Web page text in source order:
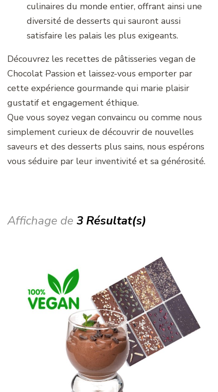
culinaires du monde entier, offrant ainsi une
diversité de desserts qui sauront aussi
satisfaire les palais les plus exigeants.
Découvrez les recettes de pâtisseries vegan de
Chocolat Passion et laissez-vous emporter par
cette expérience gourmande qui marie plaisir
gustatif et engagement éthique.
Que vous soyez vegan convaincu ou comme nous
simplement curieux de découvrir de nouvelles
saveurs et des desserts plus sains, nous espérons
vous séduire par leur inventivité et sa générosité.
Affichage de 3 Résultat(s)